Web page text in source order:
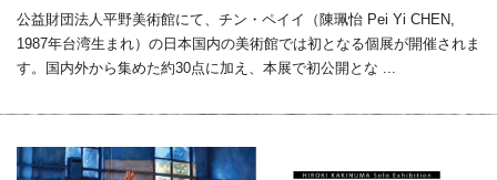
公益財団法人平野美術館にて、チン・ペイイ（陳珮怡 Pei Yi CHEN,
1987年台湾生まれ）の日本国内の美術館では初となる個展が開催されま
す。国内外から集めた約30点に加え、本展で初公開とな ...